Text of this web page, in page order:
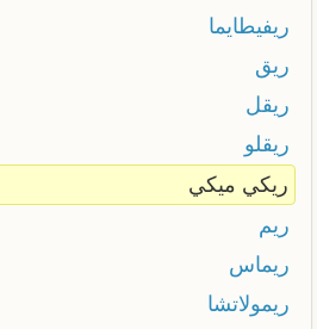
ريفيطايما
ريق
ريقل
ريقلو
ريكي ميكي
ريم
ريماس
ريمولاتشا